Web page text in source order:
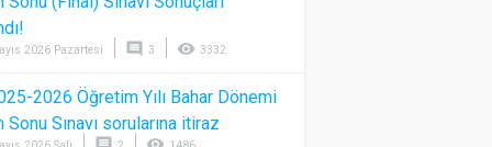
2026 Pazartesi comment 3 visibility 3332
2026 Öğretim Yılı Bahar Dönemi
Sonu Sınavı sorularına itiraz